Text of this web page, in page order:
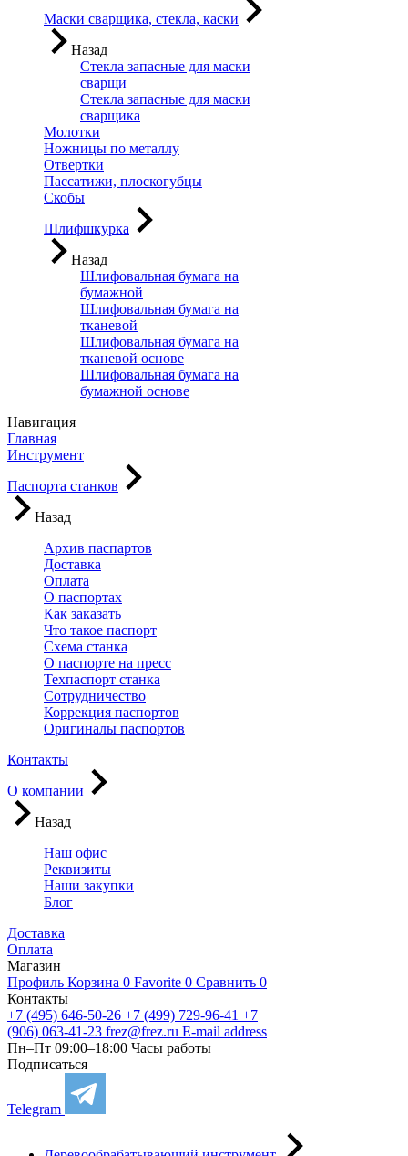
Маски сварщика, стекла, каски
Назад
Стекла запасные для маски
сварщи
Стекла запасные для маски
сварщика
Молотки
Ножницы по металлу
Отвертки
Пассатижи, плоскогубцы
Скобы
Шлифшкурка
Назад
Шлифовальная бумага на
бумажной
Шлифовальная бумага на
тканевой
Шлифовальная бумага на
тканевой основе
Шлифовальная бумага на
бумажной основе
Навигация
Главная
Инструмент
Паспорта станков
Назад
Архив паспартов
Доставка
Оплата
О паспортах
Как заказать
Что такое паспорт
Схема станка
О паспорте на пресс
Техпаспорт станка
Сотрудничество
Коррекция паспортов
Оригиналы паспортов
Контакты
О компании
Назад
Наш офис
Реквизиты
Наши закупки
Блог
Доставка
Оплата
Магазин
Профиль Корзина 0 Favorite 0 Сравнить 0
Контакты
+7 (495) 646-50-26 +7 (499) 729-96-41 +7
(906) 063-41-23 frez@frez.ru E-mail address
Пн–Пт 09:00–18:00 Часы работы
Подписаться
Telegram